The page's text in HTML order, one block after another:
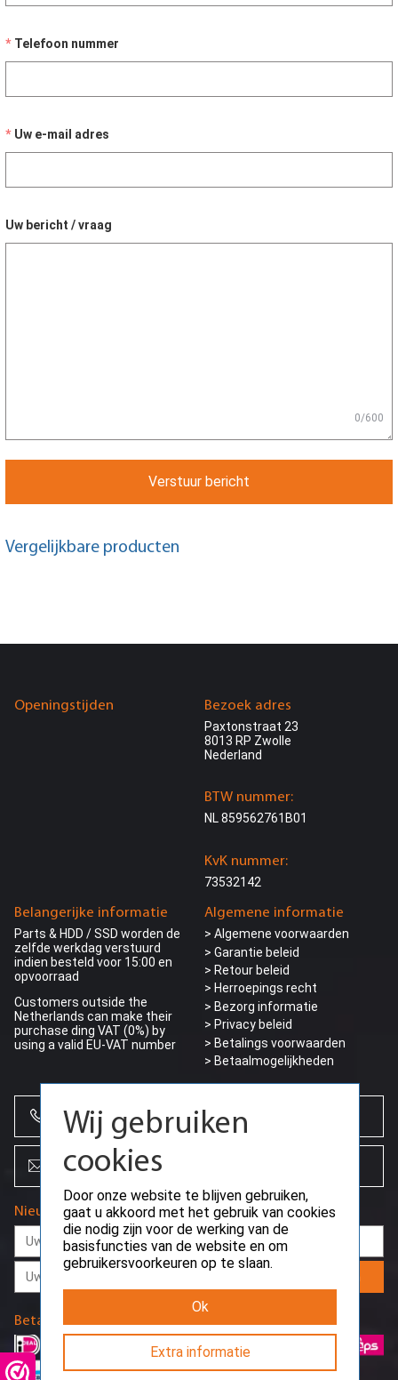
Telefoon nummer
Uw e-mail adres
Uw bericht / vraag
0/600
Verstuur bericht
Vergelijkbare producten
Openingstijden
Belangerijke informatie
Parts & HDD / SSD worden de
zelfde werkdag verstuurd
indien besteld voor 15:00 en
opvoorraad
Customers outside the
Netherlands can make their
purchase ding VAT (0%) by
using a valid EU-VAT number
Algemene informatie
> Algemene voorwaarden
> Garantie beleid
> Retour beleid
> Herroepings recht
> Bezorg informatie
> Privacy beleid
> Betalings voorwaarden
> Betaalmogelijkheden
Bezoek adres
Paxtonstraat 23
8013 RP Zwolle
Nederland
BTW nummer:
NL 859562761B01
KvK nummer:
73532142
+31 (0)85 864 0777
info@creoserver.com
Nieuwsbrief
Betaalmethodes
Wij gebruiken
cookies
Door onze website te blijven gebruiken,
gaat u akkoord met het gebruik van cookies
die nodig zijn voor de werking van de
basisfuncties van de website en om
Ok
Extra informatie